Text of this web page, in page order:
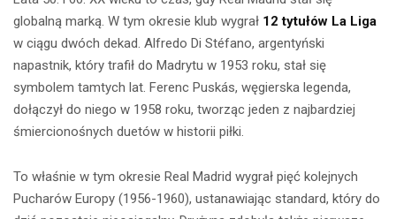
globalną marką. W tym okresie klub wygrał 12 tytułów La Liga
w ciągu dwóch dekad. Alfredo Di Stéfano, argentyński
napastnik, który trafił do Madrytu w 1953 roku, stał się
symbolem tamtych lat. Ferenc Puskás, węgierska legenda,
dołączył do niego w 1958 roku, tworząc jeden z najbardziej
śmiercionośnych duetów w historii piłki.
To właśnie w tym okresie Real Madrid wygrał pięć kolejnych
Pucharów Europy (1956-1960), ustanawiając standard, który do